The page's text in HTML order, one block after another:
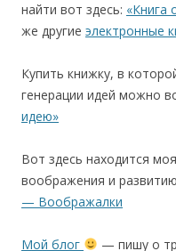
найти вот здесь: «Книга
же другие электронные
Купить книжку, в
генерации идей можно
идею»
Вот здесь находится
воображения и
— Воображалки
Мой блог
— пишу о